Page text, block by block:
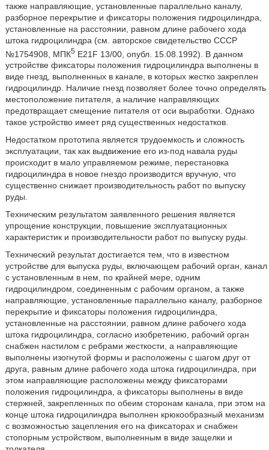
также направляющие, установленные параллельно каналу,
разборное перекрытие и фиксаторы положения гидроцилиндра,
установленные на расстоянии, равном длине рабочего хода
штока гидроцилиндра (см. авторское свидетельство СССР
№1754908, МПК5 E21F 13/00, опубл. 15.08.1992). В данном
устройстве фиксаторы положения гидроцилиндра выполнены в
виде гнезд, выполненных в канале, в которых жестко закреплен
гидроцилиндр. Наличие гнезд позволяет более точно определять
местоположение питателя, а наличие направляющих
предотвращает смещение питателя от оси выработки. Однако
такое устройство имеет ряд существенных недостатков.
Недостатком прототипа является трудоемкость и сложность
эксплуатации, так как выдвижение его из-под навала руды
происходит в мало управляемом режиме, перестановка
гидроцилиндра в новое гнездо производится вручную, что
существенно снижает производительность работ по выпуску
руды.
Техническим результатом заявленного решения является
упрощение конструкции, повышение эксплуатационных
характеристик и производительности работ по выпуску руды.
Технический результат достигается тем, что в известном
устройстве для выпуска руды, включающем рабочий орган, канал
с установленным в нем, по крайней мере, одним
гидроцилиндром, соединенным с рабочим органом, а также
направляющие, установленные параллельно каналу, разборное
перекрытие и фиксаторы положения гидроцилиндра,
установленные на расстоянии, равном длине рабочего хода
штока гидроцилиндра, согласно изобретению, рабочий орган
снабжен настилом с ребрами жесткости, а направляющие
выполнены изогнутой формы и расположены с шагом друг от
друга, равным длине рабочего хода штока гидроцилиндра, при
этом направляющие расположены между фиксаторами
положения гидроцилиндра, а фиксаторы выполнены в виде
стержней, закрепленных по обеим сторонам канала, при этом на
конце штока гидроцилиндра выполнен крюкообразный механизм
с возможностью зацепления его на фиксаторах и снабжен
стопорным устройством, выполненным в виде защелки и